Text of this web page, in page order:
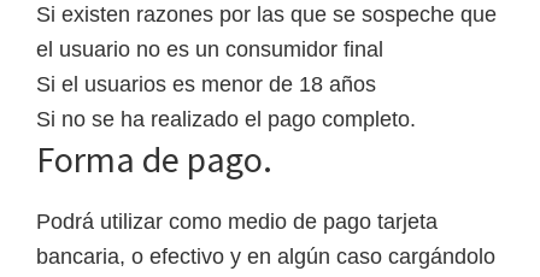
Si existen razones por las que se sospeche que
el usuario no es un consumidor final
Si el usuarios es menor de 18 años
Si no se ha realizado el pago completo.
Forma de pago.
Podrá utilizar como medio de pago tarjeta
bancaria, o efectivo y en algún caso cargándolo